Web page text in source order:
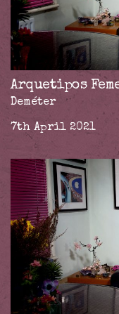
Arquetipos
Deméter
7th April 2021